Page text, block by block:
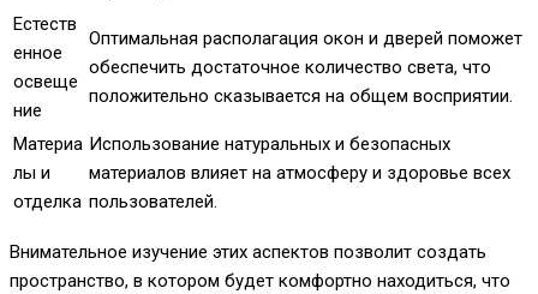
Естеств
енное
освеще
ние
Оптимальная располагация окон и дверей поможет
обеспечить достаточное количество света, что
положительно сказывается на общем восприятии.
Материа
лы и
отделка
Использование натуральных и безопасных
материалов влияет на атмосферу и здоровье всех
пользователей.
Внимательное изучение этих аспектов позволит создать
пространство, в котором будет комфортно находиться, что